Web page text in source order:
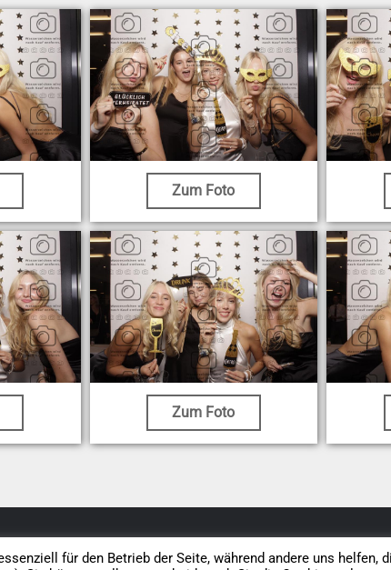
Zum Foto
Zum Foto
Datenschutz AGB Impressum Vertrag
für den Betrieb der Seite, während andere uns helfen,